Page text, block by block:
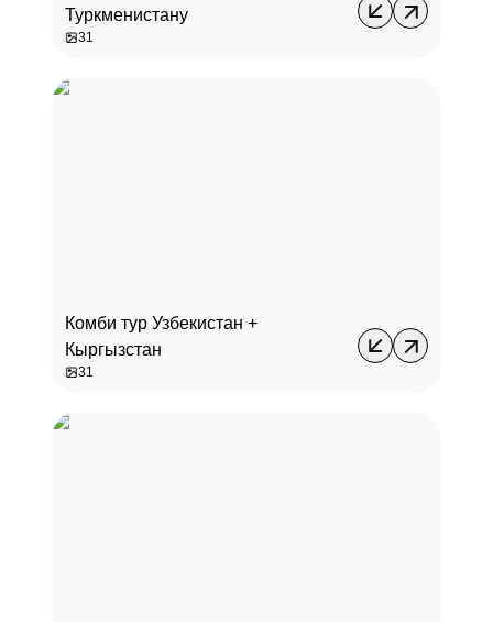
Туркменистану
31
Комби тур Узбекистан +
Кыргызстан
31